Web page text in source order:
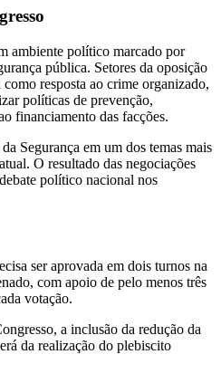
ambiente político marcado por
pública. Setores da oposição
resposta ao crime organizado,
políticas de prevenção,
financiamento das facções.
Segurança em um dos temas mais
O resultado das negociações
político nacional nos
ser aprovada em dois turnos na
com apoio de pelo menos três
votação.
a inclusão da redução da
da realização do plebiscito